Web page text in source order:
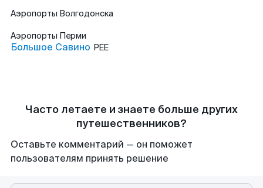
Аэропорты Волгодонска
Аэропорты Перми
Большое Савино PEE
Часто летаете и знаете больше других
путешественников?
Оставьте комментарий — он поможет
пользователям принять решение